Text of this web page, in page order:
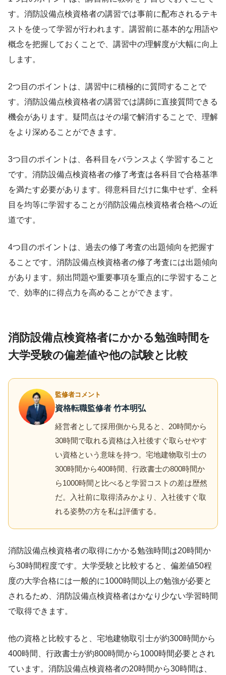
す。消防設備点検資格者の講習では事前に配布されるテキ
ストを使って学習が行われます。講習前に基本的な用語や
概念を把握しておくことで、講習中の理解度が大幅に向上
します。
2つ目のポイントは、講習中に積極的に質問することで
す。消防設備点検資格者の講習では講師に直接質問できる
機会があります。疑問点はその場で解消することで、理解
をより深めることができます。
3つ目のポイントは、各科目をバランスよく学習すること
です。消防設備点検資格者の修了考査は各科目で合格基準
を満たす必要があります。得意科目だけに集中せず、全科
目を均等に学習することが消防設備点検資格者合格への近
道です。
4つ目のポイントは、過去の修了考査の出題傾向を把握す
ることです。消防設備点検資格者の修了考査には出題傾向
があります。頻出問題や重要事項を重点的に学習すること
で、効率的に得点力を高めることができます。
消防設備点検資格者にかかる勉強時間を
大学受験の偏差値や他の試験と比較
監修者コメント
資格転職監修者 竹本明弘
経営者として採用側から見ると、20時間から
30時間で取れる資格は入社後すぐ取らせやす
い資格という意味を持つ。宅地建物取引士の
300時間から400時間、行政書士の800時間か
ら1000時間と比べると学習コストの差は歴然
だ。入社前に取得済みかより、入社後すぐ取
れる姿勢の方を私は評価する。
消防設備点検資格者の取得にかかる勉強時間は20時間か
ら30時間程度です。大学受験と比較すると、偏差値50程
度の大学合格には一般的に1000時間以上の勉強が必要と
されるため、消防設備点検資格者はかなり少ない学習時間
で取得できます。
他の資格と比較すると、宅地建物取引士が約300時間から
400時間、行政書士が約800時間から1000時間必要とされ
ています。消防設備点検資格者の20時間から30時間は、